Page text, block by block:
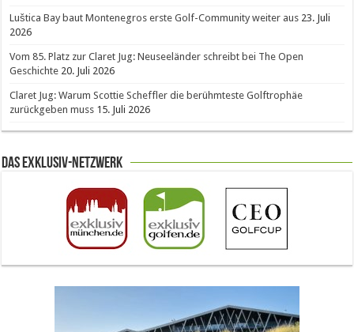
Luštica Bay baut Montenegros erste Golf-Community weiter aus 23. Juli
2026
Vom 85. Platz zur Claret Jug: Neuseeländer schreibt bei The Open
Geschichte 20. Juli 2026
Claret Jug: Warum Scottie Scheffler die berühmteste Golftrophäe
zurückgeben muss 15. Juli 2026
Das Exklusiv-Netzwerk